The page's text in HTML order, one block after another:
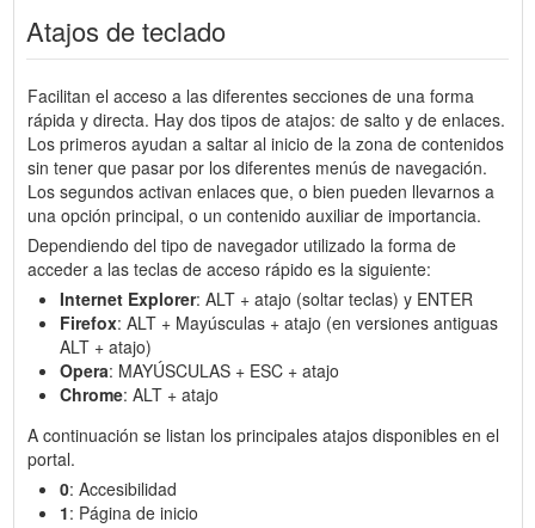
Atajos de teclado
Facilitan el acceso a las diferentes secciones de una forma
rápida y directa. Hay dos tipos de atajos: de salto y de enlaces.
Los primeros ayudan a saltar al inicio de la zona de contenidos
sin tener que pasar por los diferentes menús de navegación.
Los segundos activan enlaces que, o bien pueden llevarnos a
una opción principal, o un contenido auxiliar de importancia.
Dependiendo del tipo de navegador utilizado la forma de
acceder a las teclas de acceso rápido es la siguiente:
Internet Explorer: ALT + atajo (soltar teclas) y ENTER
Firefox: ALT + Mayúsculas + atajo (en versiones antiguas
ALT + atajo)
Opera: MAYÚSCULAS + ESC + atajo
Chrome: ALT + atajo
A continuación se listan los principales atajos disponibles en el
portal.
0: Accesibilidad
1: Página de inicio